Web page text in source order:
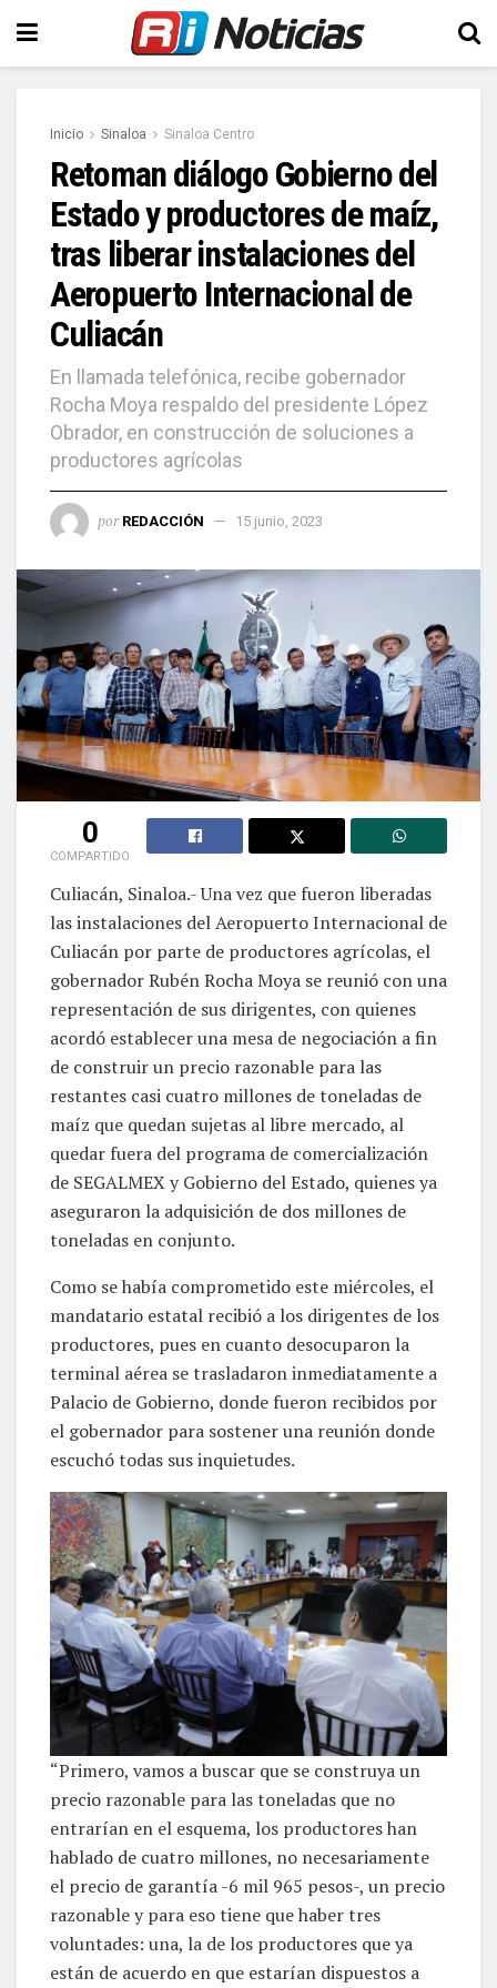
Inicio Sinaloa Sinaloa Centro
Retoman diálogo Gobierno del
Estado y productores de maíz,
tras liberar instalaciones del
Aeropuerto Internacional de
Culiacán
En llamada telefónica, recibe gobernador
Rocha Moya respaldo del presidente López
Obrador, en construcción de soluciones a
productores agrícolas
por REDACCIÓN 15 junio, 2023
0
COMPARTIDO
Culiacán, Sinaloa.- Una vez que fueron liberadas
las instalaciones del Aeropuerto Internacional de
Culiacán por parte de productores agrícolas, el
gobernador Rubén Rocha Moya se reunió con una
representación de sus dirigentes, con quienes
acordó establecer una mesa de negociación a fin
de construir un precio razonable para las
restantes casi cuatro millones de toneladas de
maíz que quedan sujetas al libre mercado, al
quedar fuera del programa de comercialización
de SEGALMEX y Gobierno del Estado, quienes ya
aseguraron la adquisición de dos millones de
toneladas en conjunto.
Como se había comprometido este miércoles, el
mandatario estatal recibió a los dirigentes de los
productores, pues en cuanto desocuparon la
terminal aérea se trasladaron inmediatamente a
Palacio de Gobierno, donde fueron recibidos por
el gobernador para sostener una reunión donde
escuchó todas sus inquietudes.
“Primero, vamos a buscar que se construya un
precio razonable para las toneladas que no
entrarían en el esquema, los productores han
hablado de cuatro millones, no necesariamente
el precio de garantía -6 mil 965 pesos-, un precio
razonable y para eso tiene que haber tres
voluntades: una, la de los productores que ya
están de acuerdo en que estarían dispuestos a